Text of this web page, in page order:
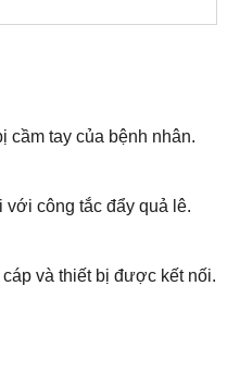
cầm tay của bệnh nhân.
với công tắc đẩy quả lê.
và thiết bị được kết nối.